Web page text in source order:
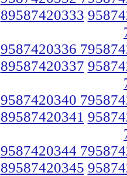
89587420333
9587420336
89587420337
9587420340
89587420341
9587420344
89587420345